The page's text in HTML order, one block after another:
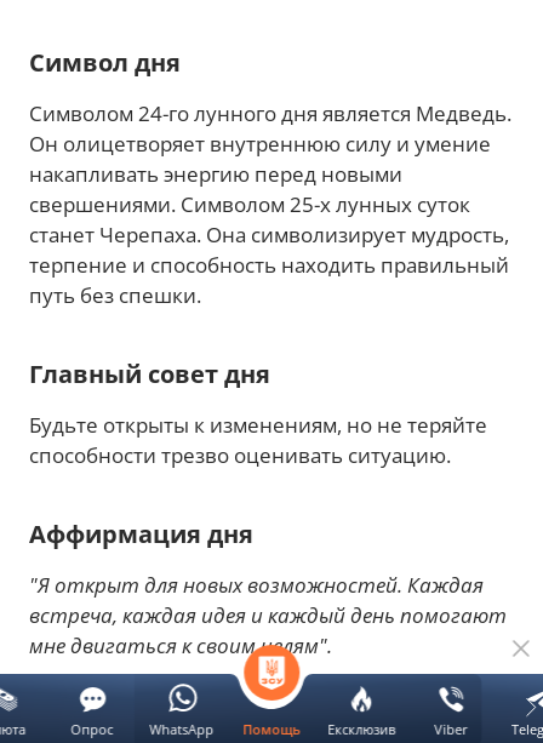
Символ дня
Символом 24-го лунного дня является Медведь.
Он олицетворяет внутреннюю силу и умение
накапливать энергию перед новыми
свершениями. Символом 25-х лунных суток
станет Черепаха. Она символизирует мудрость,
терпение и способность находить правильный
путь без спешки.
Главный совет дня
Будьте открыты к изменениям, но не теряйте
способности трезво оценивать ситуацию.
Аффирмация дня
"Я открыт для новых возможностей. Каждая
встреча, каждая идея и каждый день помогают
мне двигаться к своим целям".
Цвет дня Помощь Ексклюзив Viber
Опрос WhatsApp